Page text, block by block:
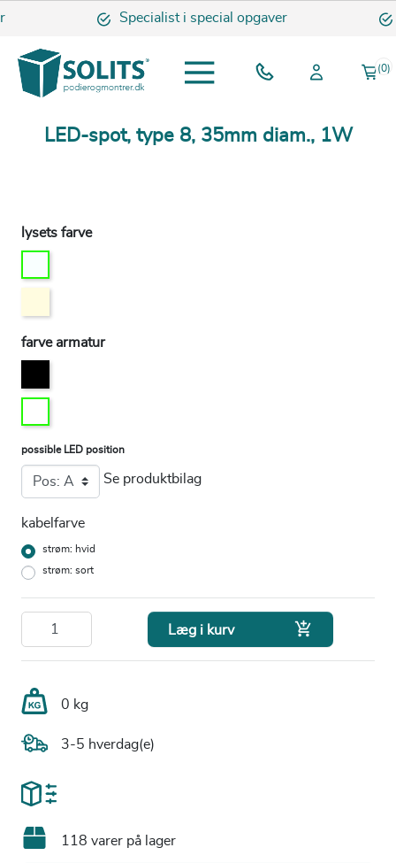
Specialist i special opgaver
(0)
LED-spot, type 8, 35mm diam., 1W
lysets farve
farve armatur
possible LED position
Se produktbilag
kabelfarve
strøm: hvid
strøm: sort
Læg i kurv 
0 kg
3-5 hverdag(e)
118 varer på lager